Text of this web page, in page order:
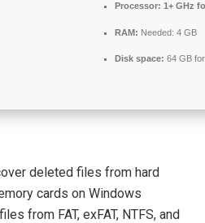
Processor: 1+ GHz
RAM: Needed: 4 GB
Disk space: 64 GB
deleted files from hard
cards on Windows
from FAT, exFAT, NTFS, and